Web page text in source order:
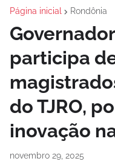
Página inicial Rondônia
participa
do TJRO,
inovação
novembro 29, 2025